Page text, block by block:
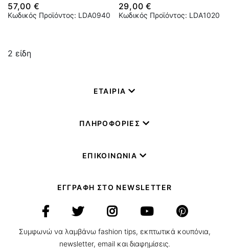
57,00 €
Κωδικός Προϊόντος: LDA0940
29,00 €
Κωδικός Προϊόντος: LDA1020
2 είδη
ΕΤΑΙΡΙΑ
ΠΛΗΡΟΦΟΡΙΕΣ
ΕΠΙΚΟΙΝΩΝΙΑ
ΕΓΓΡΑΦΗ ΣΤΟ NEWSLETTER
Συμφωνώ να λαμβάνω fashion tips, εκπτωτικά κουπόνια,
newsletter, email και διαφημίσεις.